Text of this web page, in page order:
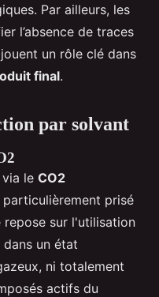
Par ailleurs, les
l’absence de traces
un rôle clé dans
final.
par solvant
le CO2
prisé
repose sur l'utilisation
un état
ni totalement
actifs du